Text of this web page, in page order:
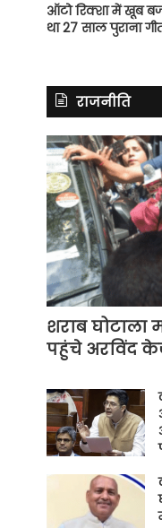
ऑटो रिक्शा में खूब
था 27 साल पुराना
राजनीति
शराब घोटाला
पहुंचे अरविंद